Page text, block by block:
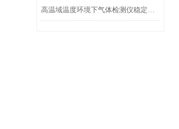
高温域温度环境下气体检测仪稳定运行的关键技术研究